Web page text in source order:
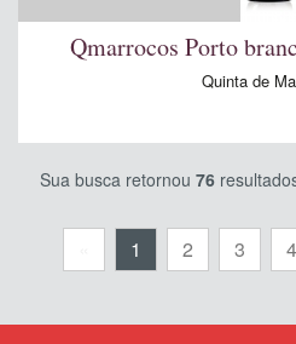
Qmarrocos Porto
Quinta de
Sua busca retornou 76
1 2 3 4